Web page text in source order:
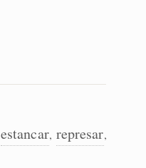
estancar, represar,